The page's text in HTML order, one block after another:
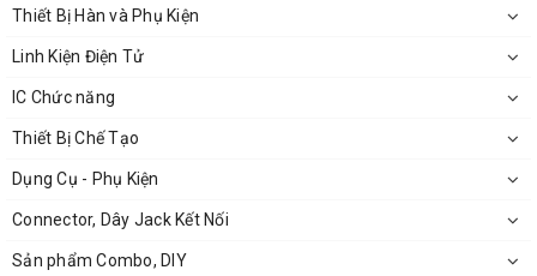
Thiết Bị Hàn và Phụ Kiện
Linh Kiện Điện Tử
IC Chức năng
Thiết Bị Chế Tạo
Dụng Cụ - Phụ Kiện
Connector, Dây Jack Kết Nối
Sản phẩm Combo, DIY